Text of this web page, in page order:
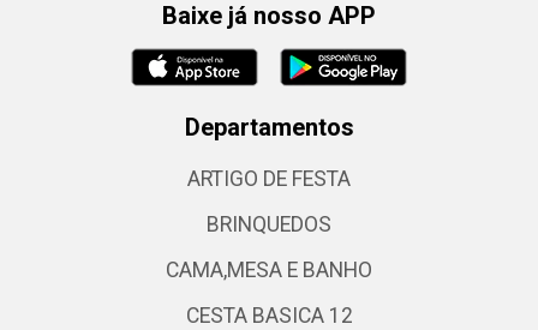
Baixe já nosso APP
Departamentos
ARTIGO DE FESTA
BRINQUEDOS
CAMA,MESA E BANHO
CESTA BASICA 12